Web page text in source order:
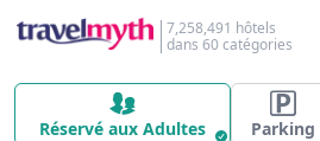
7,258,491 hôtels
dans 60 catégories
Réservé aux Adultes Parking